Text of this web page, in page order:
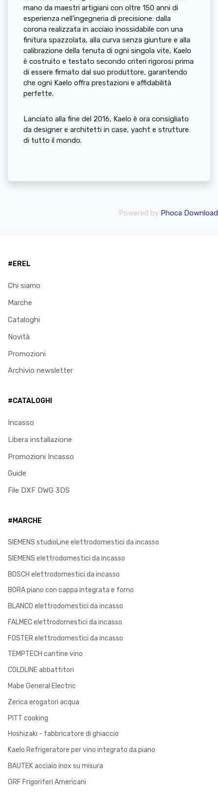
mano da maestri artigiani con oltre 150 anni di
esperienza nell’ingegneria di precisione: dalla
corona realizzata in acciaio inossidabile con una
finitura spazzolata, alla curva senza giunture e alla
calibrazione della tenuta di ogni singola vite, Kaelo
è costruito e testato secondo criteri rigorosi prima
di essere firmato dal suo produttore, garantendo
che ogni Kaelo offra prestazioni e affidabilità
perfette.
Lanciato alla fine del 2016, Kaelo è ora consigliato
da designer e architetti in case, yacht e strutture
di tutto il mondo.
Powered by Phoca Download
#EREL
Chi siamo
Marche
Cataloghi
Novità
Promozioni
Archivio newsletter
#CATALOGHI
Incasso
Libera installazione
Promozioni Incasso
Guide
File DXF DWG 3DS
#MARCHE
SIEMENS studioLine elettrodomestici da incasso
SIEMENS elettrodomestici da incasso
BOSCH elettrodomestici da incasso
BORA piano con cappa integrata e forno
BLANCO elettrodomestici da incasso
FALMEC elettrodomestici da incasso
FOSTER elettrodomestici da incasso
TEMPTECH cantine vino
COLDLINE abbattitori
Mabe General Electric
Zerica erogatori acqua
PITT cooking
Hoshizaki - fabbricatore di ghiaccio
Kaelo Refrigeratore per vino integrato da piano
BAUTEK acciaio inox su misura
GRF Frigoriferi Americani